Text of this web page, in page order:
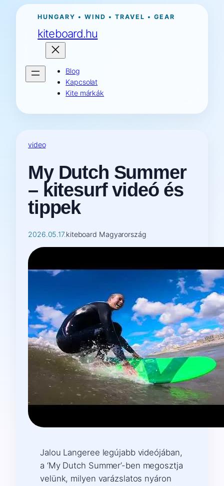
Ugrás
tartalomhoz
HUNGARY • WIND • TRAVEL • GEAR
kiteboard.hu
Blog
Kapcsolat
Kite márkák
video
My Dutch Summer
– kitesurf videó és
tippek
2026.05.17.kiteboard Magyarország
Jalou Langeree legújabb videójában,
a ‘My Dutch Summer’-ben megosztja
velünk, milyen varázslatos nyáron